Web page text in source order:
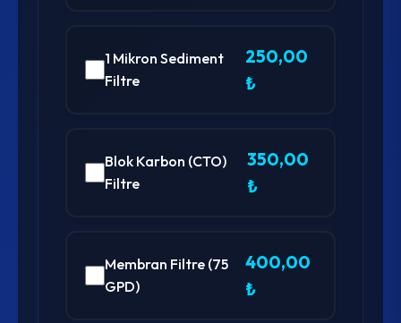
1 Mikron Sediment
Filtre
250,00
₺
Blok Karbon (CTO)
Filtre
350,00
₺
Membran Filtre (75
GPD)
400,00
₺